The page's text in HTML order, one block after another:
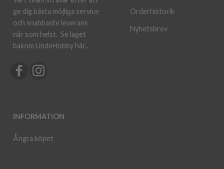
ge dig bästa möjliga service
och snabbaste leverans
när som helst. Se laget
bakom LindeHobby här..
INFORMATION
Ångra köpet
Orderhistorik
Nyhetsbrev